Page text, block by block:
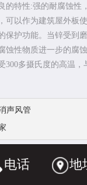
的特性:强的耐腐蚀性
可以作为建筑屋外板
保护功能。当锌受到
蚀性物质进一步的腐
300多摄氏度的高温
声风管
电话 地